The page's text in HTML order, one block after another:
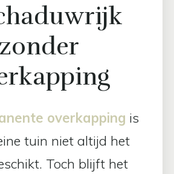
zonder
overkapping is
tuin niet altijd het
Toch blijft het